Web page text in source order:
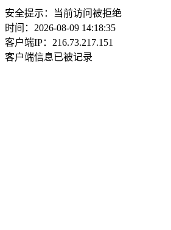
安全提示：当前访问被拒绝
时间：2026-08-09 14:18:35
客户端IP：216.73.217.151
客户端信息已被记录